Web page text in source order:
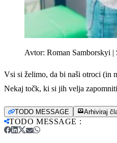
Avtor: Roman Samborskyi |
Vsi si želimo, da bi naši otroci (in
Nekaj točk, ki si jih velja zapomniti
TODO MESSAGE Arhiviraj
TODO MESSAGE :